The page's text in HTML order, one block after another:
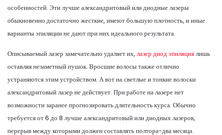
особенностей. Эти лучше александритовый или диодные лазеры
обыкновенно достаточно жесткие, имеют большую плотность, и иные
варианты эпиляции не дают при них идеального результата.
Описываемый лазер замечательно удаляет их, лазер диод эпиляциялишь
оставляя незаметный пушок. Вросшие волосы также отлично
устраняются этим устройством. А вот на светлые и тонкие волоски
александритовый лазер не действует. При работе на лазере нет
возможности заранее прогнозировать длительность курса. Обычно
требуется от 6 до 8 лучше александритовый или диодных лазеров,
перерыв между которыми должен составлять полтора-два месяца.